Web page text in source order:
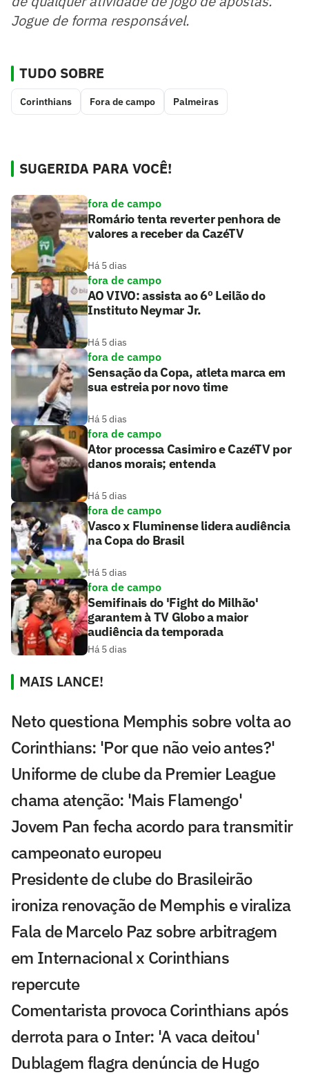
Jogue de forma responsável.
TUDO SOBRE
Corinthians Fora de campo Palmeiras
SUGERIDA PARA VOCÊ!
fora de campo
Romário tenta reverter penhora de
valores a receber da CazéTV
Há 5 dias
fora de campo
AO VIVO: assista ao 6º Leilão do
Instituto Neymar Jr.
Há 5 dias
fora de campo
Sensação da Copa, atleta marca em
sua estreia por novo time
Há 5 dias
fora de campo
Ator processa Casimiro e CazéTV por
danos morais; entenda
Há 5 dias
fora de campo
Vasco x Fluminense lidera audiência
na Copa do Brasil
Há 5 dias
fora de campo
Semifinais do 'Fight do Milhão'
garantem à TV Globo a maior
audiência da temporada
Há 5 dias
MAIS LANCE!
Neto questiona Memphis sobre volta ao
Corinthians: 'Por que não veio antes?'
Uniforme de clube da Premier League
chama atenção: 'Mais Flamengo'
Jovem Pan fecha acordo para transmitir
campeonato europeu
Presidente de clube do Brasileirão
ironiza renovação de Memphis e viraliza
Fala de Marcelo Paz sobre arbitragem
em Internacional x Corinthians
repercute
Comentarista provoca Corinthians após
derrota para o Inter: 'A vaca deitou'
Dublagem flagra denúncia de Hugo